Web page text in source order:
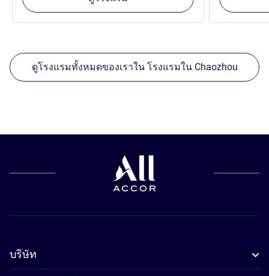
ดูโรงแรมทั้งหมดของเราใน โรงแรมใน Chaozhou
บริษัท